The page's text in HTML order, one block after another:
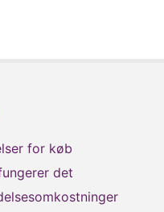
for køb
det